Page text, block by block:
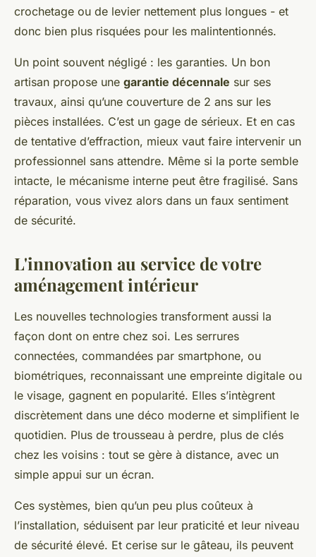
crochetage ou de levier nettement plus longues - et
donc bien plus risquées pour les malintentionnés.
Un point souvent négligé : les garanties. Un bon
artisan propose une garantie décennale sur ses
travaux, ainsi qu’une couverture de 2 ans sur les
pièces installées. C’est un gage de sérieux. Et en cas
de tentative d’effraction, mieux vaut faire intervenir un
professionnel sans attendre. Même si la porte semble
intacte, le mécanisme interne peut être fragilisé. Sans
réparation, vous vivez alors dans un faux sentiment
de sécurité.
L'innovation au service de votre
aménagement intérieur
Les nouvelles technologies transforment aussi la
façon dont on entre chez soi. Les serrures
connectées, commandées par smartphone, ou
biométriques, reconnaissant une empreinte digitale ou
le visage, gagnent en popularité. Elles s’intègrent
discrètement dans une déco moderne et simplifient le
quotidien. Plus de trousseau à perdre, plus de clés
chez les voisins : tout se gère à distance, avec un
simple appui sur un écran.
Ces systèmes, bien qu’un peu plus coûteux à
l’installation, séduisent par leur praticité et leur niveau
de sécurité élevé. Et cerise sur le gâteau, ils peuvent